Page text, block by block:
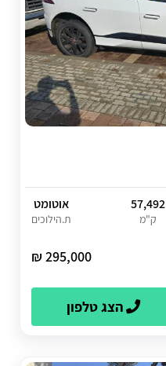
57,492
ק"מ
אוטומט
ת.הילוכים
295,000 ₪
הצג טלפון